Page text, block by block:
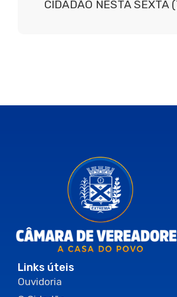
CIDADÃO NESTA SEXTA
Links úteis
Ouvidoria